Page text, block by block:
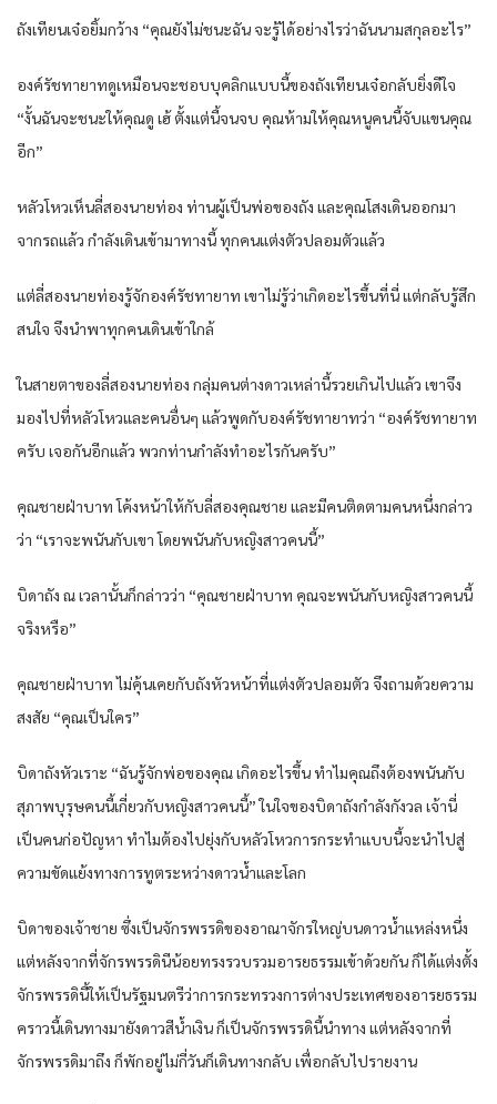
ถังเทียนเจ๋อยิ้มกว้าง “คุณยังไม่ชนะฉัน จะรู้ได้อย่างไรว่าฉันนามสกุลอะไร”
องค์รัชทายาทดูเหมือนจะชอบบุคลิกแบบนี้ของถังเทียนเจ๋อกลับยิ่งดีใจ
“งั้นฉันจะชนะให้คุณดู เฮ้ ตั้งแต่นี้จนจบ คุณห้ามให้คุณหนูคนนี้จับแขนคุณ
อีก”
หลัวโหวเห็นลี่สองนายท่อง ท่านผู้เป็นพ่อของถัง และคุณโสงเดินออกมา
จากรถแล้ว กำลังเดินเข้ามาทางนี้ ทุกคนแต่งตัวปลอมตัวแล้ว
แต่ลี่สองนายท่องรู้จักองค์รัชทายาท เขาไม่รู้ว่าเกิดอะไรขึ้นที่นี่ แต่กลับรู้สึก
สนใจ จึงนำพาทุกคนเดินเข้าใกล้
ในสายตาของลี่สองนายท่อง กลุ่มคนต่างดาวเหล่านี้รวยเกินไปแล้ว เขาจึง
มองไปที่หลัวโหวและคนอื่นๆ แล้วพูดกับองค์รัชทายาทว่า “องค์รัชทายาท
ครับ เจอกันอีกแล้ว พวกท่านกำลังทำอะไรกันครับ”
คุณชายฝ่าบาท โค้งหน้าให้กับลี่สองคุณชาย และมีคนติดตามคนหนึ่งกล่าว
ว่า “เราจะพนันกับเขา โดยพนันกับหญิงสาวคนนี้”
บิดาถัง ณ เวลานั้นก็กล่าวว่า “คุณชายฝ่าบาท คุณจะพนันกับหญิงสาวคนนี้
จริงหรือ”
คุณชายฝ่าบาท ไม่คุ้นเคยกับถังหัวหน้าที่แต่งตัวปลอมตัว จึงถามด้วยความ
สงสัย “คุณเป็นใคร”
บิดาถังหัวเราะ “ฉันรู้จักพ่อของคุณ เกิดอะไรขึ้น ทำไมคุณถึงต้องพนันกับ
สุภาพบุรุษคนนี้เกี่ยวกับหญิงสาวคนนี้” ในใจของบิดาถังกำลังกังวล เจ้านี่
เป็นคนก่อปัญหา ทำไมต้องไปยุ่งกับหลัวโหวการกระทำแบบนี้จะนำไปสู่
ความขัดแย้งทางการทูตระหว่างดาวน้ำและโลก
บิดาของเจ้าชาย ซึ่งเป็นจักรพรรดิของอาณาจักรใหญ่บนดาวน้ำแหล่งหนึ่ง
แต่หลังจากที่จักรพรรดินีน้อยทรงรวบรวมอารยธรรมเข้าด้วยกัน ก็ได้แต่งตั้ง
จักรพรรดินี้ให้เป็นรัฐมนตรีว่าการกระทรวงการต่างประเทศของอารยธรรม
คราวนี้เดินทางมายังดาวสีน้ำเงิน ก็เป็นจักรพรรดินี้นำทาง แต่หลังจากที่
จักรพรรดิมาถึง ก็พักอยู่ไม่กี่วันก็เดินทางกลับ เพื่อกลับไปรายงาน